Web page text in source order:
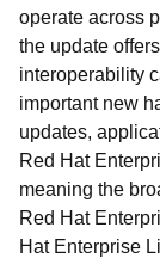
operate across
the update
interoperability
important new
updates,
Red Hat
meaning the
Red Hat
Hat Enterprise